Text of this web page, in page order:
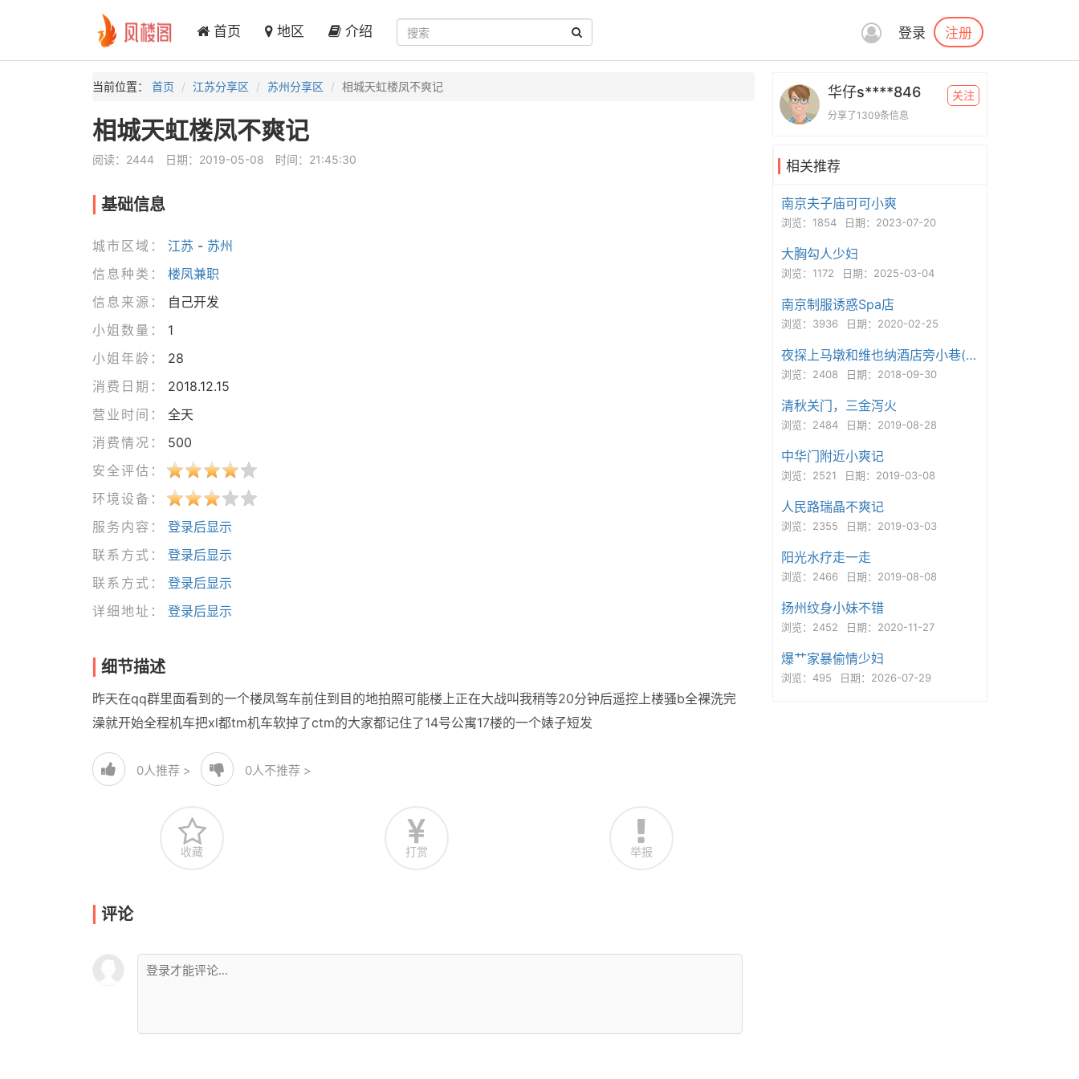
首页 地区 介绍 登录 注册
当前位置： 首页 江苏分享区 苏州分享区 相城天虹楼凤不爽记
相城天虹楼凤不爽记
阅读：2444 日期：2019-05-08 时间：21:45:30
基础信息
城市区域： 江苏 - 苏州
信息种类：
楼凤兼职
信息来源：
自己开发
小姐数量：
1
小姐年龄：
28
消费日期：
2018.12.15
营业时间：
全天
消费情况：
500
安全评估：
环境设备：
服务内容：
登录后显示
联系方式：
登录后显示
联系方式：
登录后显示
详细地址：
登录后显示
细节描述
昨天在qq群里面看到的一个楼凤驾车前住到目的地拍照可能楼上正在大战叫我稍等20分钟后遥控上楼骚b全裸洗完
澡就开始全程机车把xl都tm机车软掉了ctm的大家都记住了14号公寓17楼的一个婊子短发
0人推荐 > 0人不推荐 >
收藏 打赏 举报
评论
华仔s****846
分享了1309条信息
关注
相关推荐
南京夫子庙可可小爽
浏览：1854 日期：2023-07-20
大胸勾人少妇
浏览：1172 日期：2025-03-04
南京制服诱惑Spa店
浏览：3936 日期：2020-02-25
夜探上马墩和维也纳酒店旁小巷(同发xxy)
浏览：2408 日期：2018-09-30
清秋关门，三金泻火
浏览：2484 日期：2019-08-28
中华门附近小爽记
浏览：2521 日期：2019-03-08
人民路瑞晶不爽记
浏览：2355 日期：2019-03-03
阳光水疗走一走
浏览：2466 日期：2019-08-08
扬州纹身小妹不错
浏览：2452 日期：2020-11-27
爆艹家暴偷情少妇
浏览：495 日期：2026-07-29